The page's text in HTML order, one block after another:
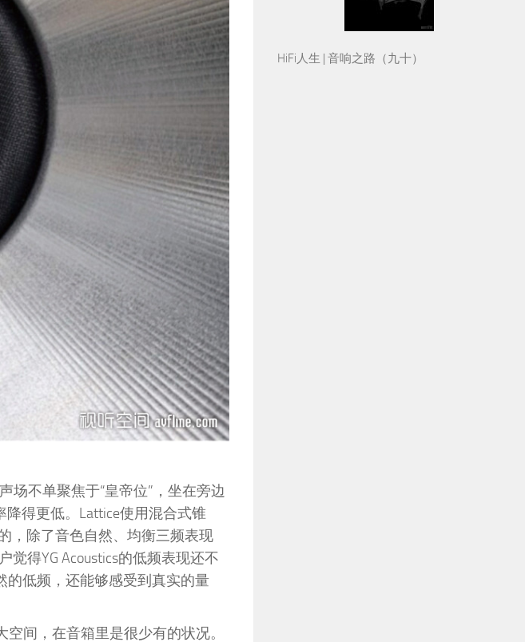
场不单聚焦于“皇帝位”，坐在旁边
得更低。Lattice使用混合式锥
，除了音色自然、均衡三频表现
得YG Acoustics的低频表现还不
的低频，还能够感受到真实的量
间，在音箱里是很少有的状况。
HiFi人生 | 音响之路（九十）